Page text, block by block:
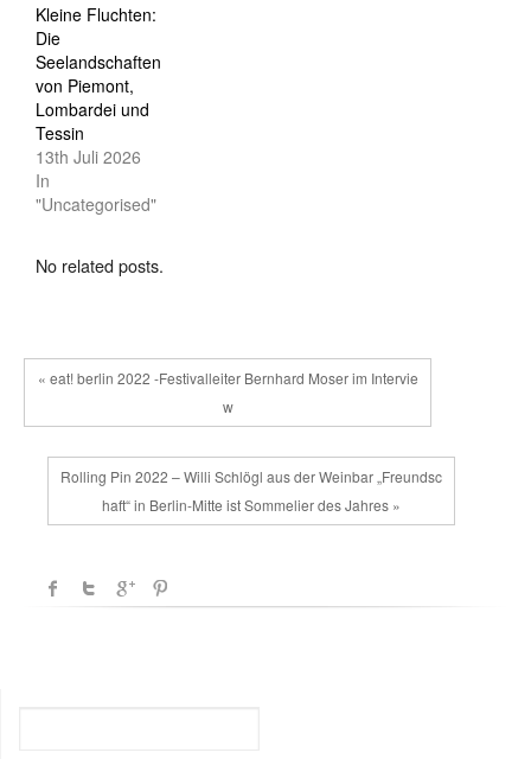
Kleine Fluchten:
Die
Seelandschaften
von Piemont,
Lombardei und
Tessin
13th Juli 2026
In
"Uncategorised"
No related posts.
« eat! berlin 2022 -Festivalleiter Bernhard Moser im Intervie
w
Rolling Pin 2022 – Willi Schlögl aus der Weinbar „Freundsc
haft“ in Berlin-Mitte ist Sommelier des Jahres »